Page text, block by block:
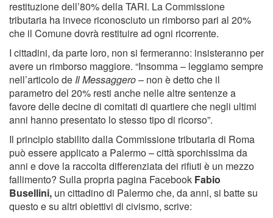
restituzione dell’80% della TARI. La Commissione
tributaria ha invece riconosciuto un rimborso pari al 20%
che il Comune dovrà restituire ad ogni ricorrente.
I cittadini, da parte loro, non si fermeranno: insisteranno per
avere un rimborso maggiore. “Insomma – leggiamo sempre
nell’articolo de Il Messaggero– non è detto che il
parametro del 20% resti anche nelle altre sentenze a
favore delle decine di comitati di quartiere che negli ultimi
anni hanno presentato lo stesso tipo di ricorso”.
Il principio stabilito dalla Commissione tributaria di Roma
può essere applicato a Palermo – città sporchissima da
anni e dove la raccolta differenziata dei rifiuti è un mezzo
fallimento? Sulla propria pagina Facebook Fabio
Busellini, un cittadino di Palermo che, da anni, si batte su
questo e su altri obiettivi di civismo, scrive: